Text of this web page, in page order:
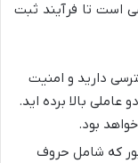
است تا فرآیند ثبت
دارید و امنیت
عاملی بالا برده اید.
بود.
که شامل حروف